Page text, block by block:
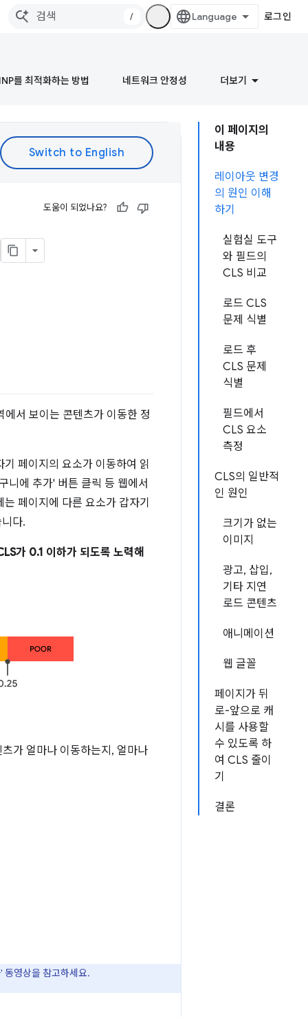
/ 로그인
를 최적화하는 방법 네트워크 안정성 더보기
이 페이지의
내용
레이아웃 변경
의 원인 이해
하기
실험실 도구
와 필드의
CLS 비교
로드 CLS
문제 식별
로드 후
CLS 문제
식별
필드에서
CLS 요소
측정
CLS의 일반적
인 원인
크기가 없는
이미지
광고, 삽입,
기타 지연
로드 콘텐츠
애니메이션
웹 글꼴
페이지가 뒤
로-앞으로 캐
시를 사용할
수 있도록 하
여 CLS 줄이
기
결론
도움이 되었나요?
서 보이는 콘텐츠가 이동한 정
페이지의 요소가 이동하여 읽
니에 추가' 버튼 클릭 등 웹에서
페이지에 다른 요소가 갑자기
다.
가 0.1 이하가 되도록 노력해
가 얼마나 이동하는지, 얼마나
영상을 참고하세요.